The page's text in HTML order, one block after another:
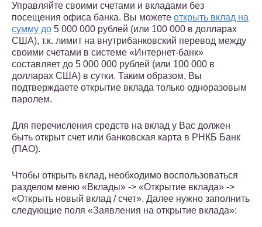
Управляйте своими счетами и вкладами без
посещения офиса банка. Вы можете открыть вклад на
сумму до 5 000 000 рублей (или 100 000 в долларах
США), т.к. лимит на внутрибанковский перевод между
своими счетами в системе «Интернет-банк»
составляет до 5 000 000 рублей (или 100 000 в
долларах США) в сутки. Таким образом, Вы
подтверждаете открытие вклада только одноразовым
паролем.
Для перечисления средств на вклад у Вас должен
быть открыт счет или банковская карта в РНКБ Банк
(ПАО).
Чтобы открыть вклад, необходимо воспользоваться
разделом меню «Вклады» -> «Открытие вклада» ->
«Открыть новый вклад / счет». Далее нужно заполнить
следующие поля «Заявления на открытие вклада»: